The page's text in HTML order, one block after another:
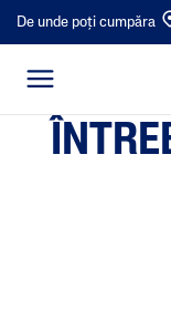
De unde poți cumpăra